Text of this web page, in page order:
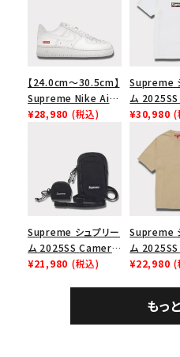
【24.0cm～30.5cm】
Supreme Nike Air
Force 1 Low シュプ
ューズ ホワイト
¥28,980 (税込)
Supreme
ム
Angeles
Box Logo
イヤーリリ
スロゴT
イト 白
¥30,980 (
Supreme シュプリー
ム 2025SS Camera
Bag + Mini Pouch
¥21,980 (税込)
Supreme
ム
Box Tee ス
¥22,980 (
もっ